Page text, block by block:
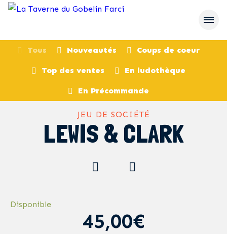
Tous Nouveautés Coups de coeur
Top des ventes En ludothèque
En Précommande
JEU DE SOCIÉTÉ
LEWIS & CLARK
Disponible
45,00€